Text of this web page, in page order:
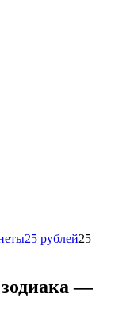
25 рублей25
зодиака —